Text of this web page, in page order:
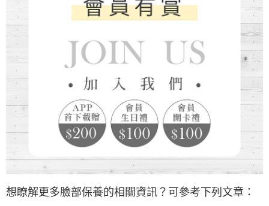
想瞭解更多臉部保養的相關資訊？可參考下列文章：